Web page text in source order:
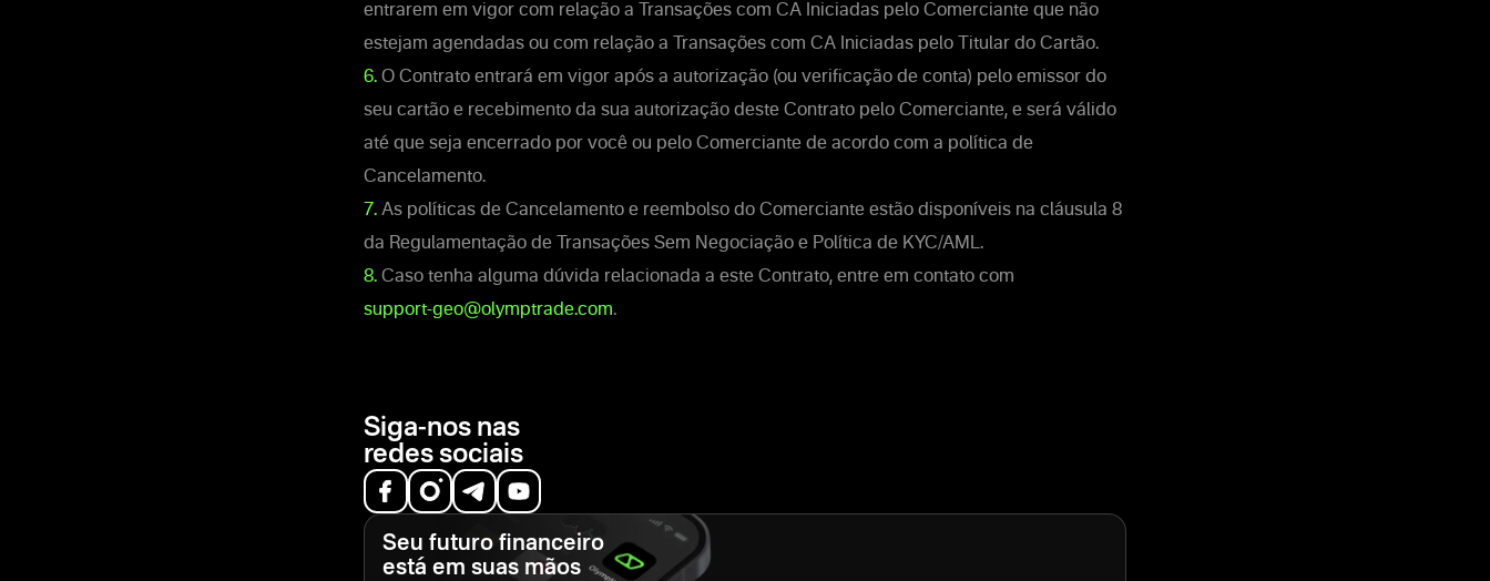
entrarem em vigor com relação a Transações com CA Iniciadas pelo Comerciante que não
estejam agendadas ou com relação a Transações com CA Iniciadas pelo Titular do Cartão.
6. O Contrato entrará em vigor após a autorização (ou verificação de conta) pelo emissor do
seu cartão e recebimento da sua autorização deste Contrato pelo Comerciante, e será válido
até que seja encerrado por você ou pelo Comerciante de acordo com a política de
Cancelamento.
7. As políticas de Cancelamento e reembolso do Comerciante estão disponíveis na cláusula 8
da Regulamentação de Transações Sem Negociação e Política de KYC/AML.
8. Caso tenha alguma dúvida relacionada a este Contrato, entre em contato com
support-geo@olymptrade.com.
Siga-nos nas
redes sociais
Seu futuro financeiro
está em suas mãos